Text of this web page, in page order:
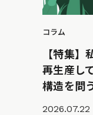
コラム
【特集
再生産し
構造を問
2026.07.22